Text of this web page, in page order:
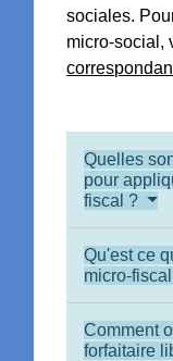
sociales.
micro-social,
Quelles
pour
fiscal ?
Qu'est ce
micro-
Comment
forfaitaire